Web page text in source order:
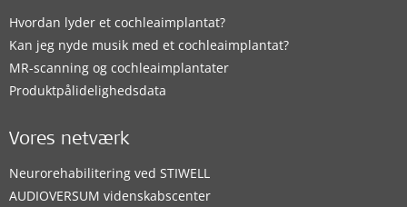
Hvordan lyder et cochleaimplantat?
Kan jeg nyde musik med et cochleaimplantat?
MR-scanning og cochleaimplantater
Produktpålidelighedsdata
Vores netværk
Neurorehabilitering ved STIWELL
AUDIOVERSUM videnskabscenter